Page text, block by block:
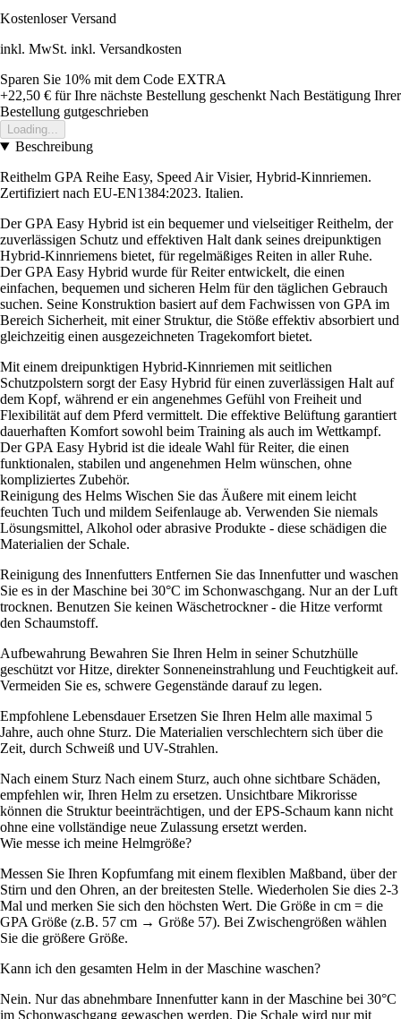
Kostenloser Versand
inkl. MwSt. inkl. Versandkosten
Sparen Sie 10% mit dem Code EXTRA
+22,50 € für Ihre nächste Bestellung geschenkt Nach Bestätigung Ihrer
Bestellung gutgeschrieben
Loading...
Beschreibung
Reithelm GPA Reihe Easy, Speed Air Visier, Hybrid-Kinnriemen.
Zertifiziert nach EU-EN1384:2023. Italien.
Der GPA Easy Hybrid ist ein bequemer und vielseitiger Reithelm, der
zuverlässigen Schutz und effektiven Halt dank seines dreipunktigen
Hybrid-Kinnriemens bietet, für regelmäßiges Reiten in aller Ruhe.
Der GPA Easy Hybrid wurde für Reiter entwickelt, die einen
einfachen, bequemen und sicheren Helm für den täglichen Gebrauch
suchen. Seine Konstruktion basiert auf dem Fachwissen von GPA im
Bereich Sicherheit, mit einer Struktur, die Stöße effektiv absorbiert und
gleichzeitig einen ausgezeichneten Tragekomfort bietet.
Mit einem dreipunktigen Hybrid-Kinnriemen mit seitlichen
Schutzpolstern sorgt der Easy Hybrid für einen zuverlässigen Halt auf
dem Kopf, während er ein angenehmes Gefühl von Freiheit und
Flexibilität auf dem Pferd vermittelt. Die effektive Belüftung garantiert
dauerhaften Komfort sowohl beim Training als auch im Wettkampf.
Der GPA Easy Hybrid ist die ideale Wahl für Reiter, die einen
funktionalen, stabilen und angenehmen Helm wünschen, ohne
kompliziertes Zubehör.
Reinigung des Helms Wischen Sie das Äußere mit einem leicht
feuchten Tuch und mildem Seifenlauge ab. Verwenden Sie niemals
Lösungsmittel, Alkohol oder abrasive Produkte - diese schädigen die
Materialien der Schale.
Reinigung des Innenfutters Entfernen Sie das Innenfutter und waschen
Sie es in der Maschine bei 30°C im Schonwaschgang. Nur an der Luft
trocknen. Benutzen Sie keinen Wäschetrockner - die Hitze verformt
den Schaumstoff.
Aufbewahrung Bewahren Sie Ihren Helm in seiner Schutzhülle
geschützt vor Hitze, direkter Sonneneinstrahlung und Feuchtigkeit auf.
Vermeiden Sie es, schwere Gegenstände darauf zu legen.
Empfohlene Lebensdauer Ersetzen Sie Ihren Helm alle maximal 5
Jahre, auch ohne Sturz. Die Materialien verschlechtern sich über die
Zeit, durch Schweiß und UV-Strahlen.
Nach einem Sturz Nach einem Sturz, auch ohne sichtbare Schäden,
empfehlen wir, Ihren Helm zu ersetzen. Unsichtbare Mikrorisse
können die Struktur beeinträchtigen, und der EPS-Schaum kann nicht
ohne eine vollständige neue Zulassung ersetzt werden.
Wie messe ich meine Helmgröße?
Messen Sie Ihren Kopfumfang mit einem flexiblen Maßband, über der
Stirn und den Ohren, an der breitesten Stelle. Wiederholen Sie dies 2-3
Mal und merken Sie sich den höchsten Wert. Die Größe in cm = die
GPA Größe (z.B. 57 cm → Größe 57). Bei Zwischengrößen wählen
Sie die größere Größe.
Kann ich den gesamten Helm in der Maschine waschen?
Nein. Nur das abnehmbare Innenfutter kann in der Maschine bei 30°C
im Schonwaschgang gewaschen werden. Die Schale wird nur mit